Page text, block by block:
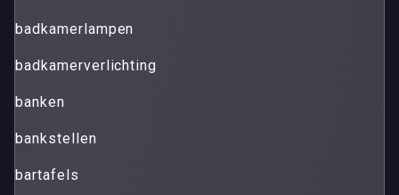
badkamerlampen
badkamerverlichting
banken
bankstellen
bartafels